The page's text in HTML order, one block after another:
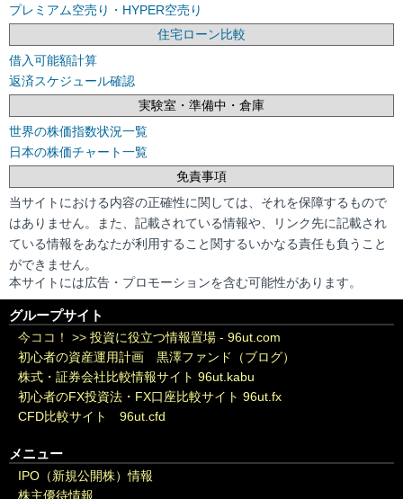
プレミアム空売り・HYPER空売り
住宅ローン比較
借入可能額計算
返済スケジュール確認
実験室・準備中・倉庫
世界の株価指数状況一覧
日本の株価チャート一覧
免責事項
当サイトにおける内容の正確性に関しては、それを保障するもので
はありません。また、記載されている情報や、リンク先に記載され
ている情報をあなたが利用すること関するいかなる責任も負うこと
ができません。
本サイトには広告・プロモーションを含む可能性があります。
グループサイト
今ココ！ >> 投資に役立つ情報置場 - 96ut.com
初心者の資産運用計画 黒澤ファンド（ブログ）
株式・証券会社比較情報サイト 96ut.kabu
初心者のFX投資法・FX口座比較サイト 96ut.fx
CFD比較サイト 96ut.cfd
メニュー
IPO（新規公開株）情報
株主優待情報